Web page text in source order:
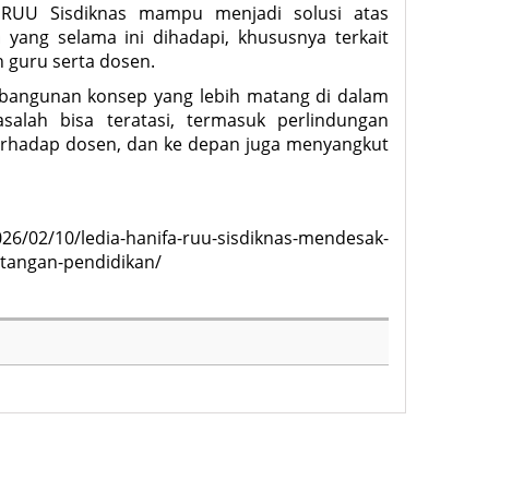
Sisdiknas mampu menjadi solusi atas
selama ini dihadapi, khususnya terkait
guru serta dosen.
konsep yang lebih matang di dalam
bisa teratasi, termasuk perlindungan
dosen, dan ke depan juga menyangkut
02/10/ledia-hanifa-ruu-sisdiknas-mendesak-
pendidikan/